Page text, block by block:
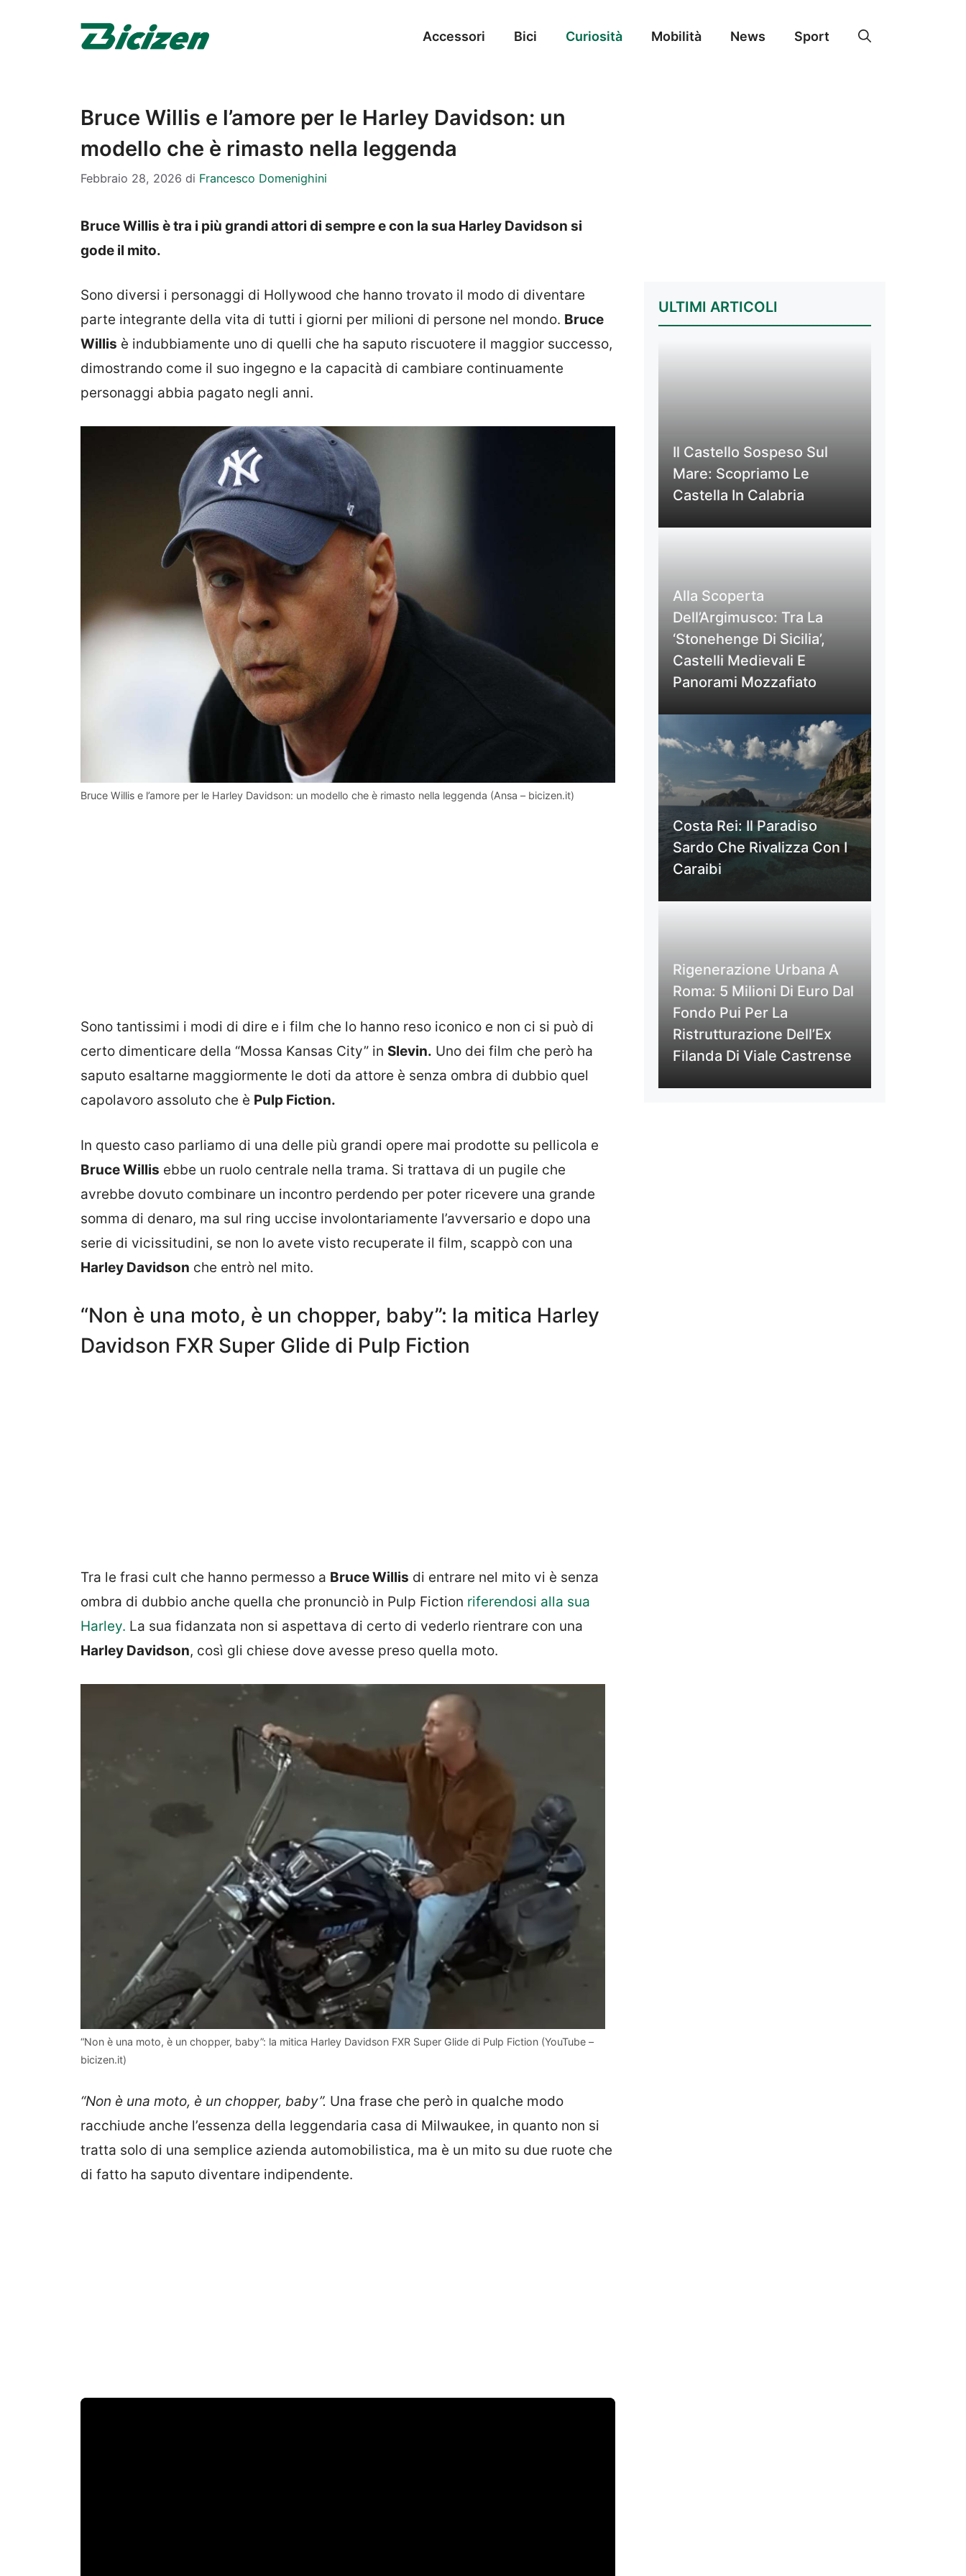
Accessori Bici Curiosità Mobilità News Sport
Bruce Willis e l’amore per le Harley Davidson: un
modello che è rimasto nella leggenda
Febbraio 28, 2026 di Francesco Domenighini
Bruce Willis è tra i più grandi attori di sempre e con la sua Harley Davidson si
gode il mito.
Sono diversi i personaggi di Hollywood che hanno trovato il modo di diventare
parte integrante della vita di tutti i giorni per milioni di persone nel mondo. Bruce
Willis è indubbiamente uno di quelli che ha saputo riscuotere il maggior successo,
dimostrando come il suo ingegno e la capacità di cambiare continuamente
personaggi abbia pagato negli anni.
Bruce Willis e l’amore per le Harley Davidson: un modello che è rimasto nella leggenda (Ansa – bicizen.it)
Sono tantissimi i modi di dire e i film che lo hanno reso iconico e non ci si può di
certo dimenticare della “Mossa Kansas City” in Slevin. Uno dei film che però ha
saputo esaltarne maggiormente le doti da attore è senza ombra di dubbio quel
capolavoro assoluto che è Pulp Fiction.
In questo caso parliamo di una delle più grandi opere mai prodotte su pellicola e
Bruce Willis ebbe un ruolo centrale nella trama. Si trattava di un pugile che
avrebbe dovuto combinare un incontro perdendo per poter ricevere una grande
somma di denaro, ma sul ring uccise involontariamente l’avversario e dopo una
serie di vicissitudini, se non lo avete visto recuperate il film, scappò con una
Harley Davidson che entrò nel mito.
“Non è una moto, è un chopper, baby”: la mitica Harley
Davidson FXR Super Glide di Pulp Fiction
Tra le frasi cult che hanno permesso a Bruce Willis di entrare nel mito vi è senza
ombra di dubbio anche quella che pronunciò in Pulp Fiction riferendosi alla sua
Harley. La sua fidanzata non si aspettava di certo di vederlo rientrare con una
Harley Davidson, così gli chiese dove avesse preso quella moto.
“Non è una moto, è un chopper, baby”: la mitica Harley Davidson FXR Super Glide di Pulp Fiction (YouTube –
bicizen.it)
“Non è una moto, è un chopper, baby”. Una frase che però in qualche modo
racchiude anche l’essenza della leggendaria casa di Milwaukee, in quanto non si
tratta solo di una semplice azienda automobilistica, ma è un mito su due ruote che
di fatto ha saputo diventare indipendente.
ULTIMI ARTICOLI
Il Castello Sospeso Sul
Mare: Scopriamo Le
Castella In Calabria
Alla Scoperta
Dell’Argimusco: Tra La
‘Stonehenge Di Sicilia’,
Castelli Medievali E
Panorami Mozzafiato
Costa Rei: Il Paradiso
Sardo Che Rivalizza Con I
Caraibi
Rigenerazione Urbana A
Roma: 5 Milioni Di Euro Dal
Fondo Pui Per La
Ristrutturazione Dell’Ex
Filanda Di Viale Castrense